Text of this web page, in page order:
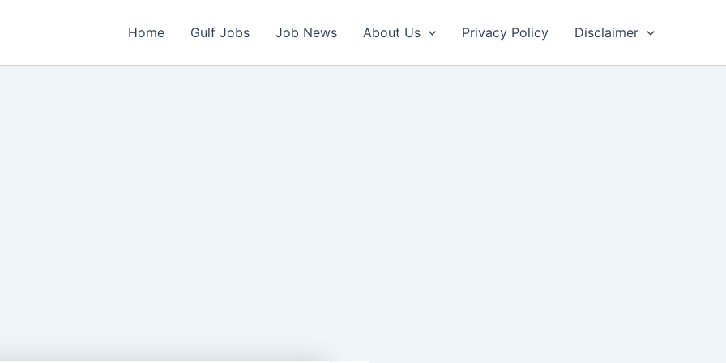
Home Gulf Jobs Job News About Us Privacy Policy Disclaimer